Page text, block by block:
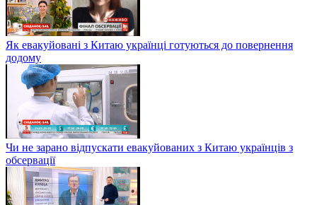
Як евакуйовані з Китаю українці готуються до повернення
додому
Чи не зарано відпускати евакуйованих з Китаю українців з
обсервації